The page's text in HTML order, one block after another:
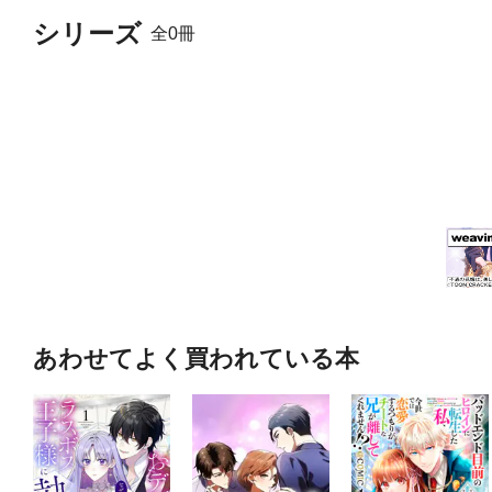
シリーズ 全0冊
あわせてよく買われている本